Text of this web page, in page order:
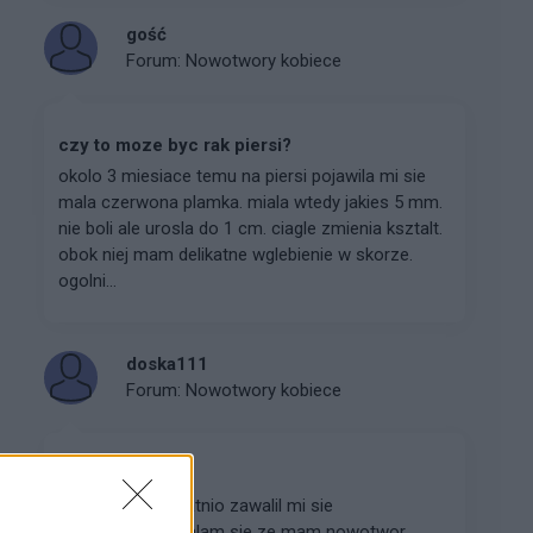
gość
Forum: Nowotwory kobiece
czy to moze byc rak piersi?
okolo 3 miesiace temu na piersi pojawila mi sie
mala czerwona plamka. miala wtedy jakies 5 mm.
nie boli ale urosla do 1 cm. ciagle zmienia ksztalt.
obok niej mam delikatne wglebienie w skorze.
ogolni...
doska111
Forum: Nowotwory kobiece
rak jajnika
mam 26 lat i ostatnio zawalil mi sie